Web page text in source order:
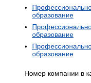
образование
образование
образование
Номер компании в